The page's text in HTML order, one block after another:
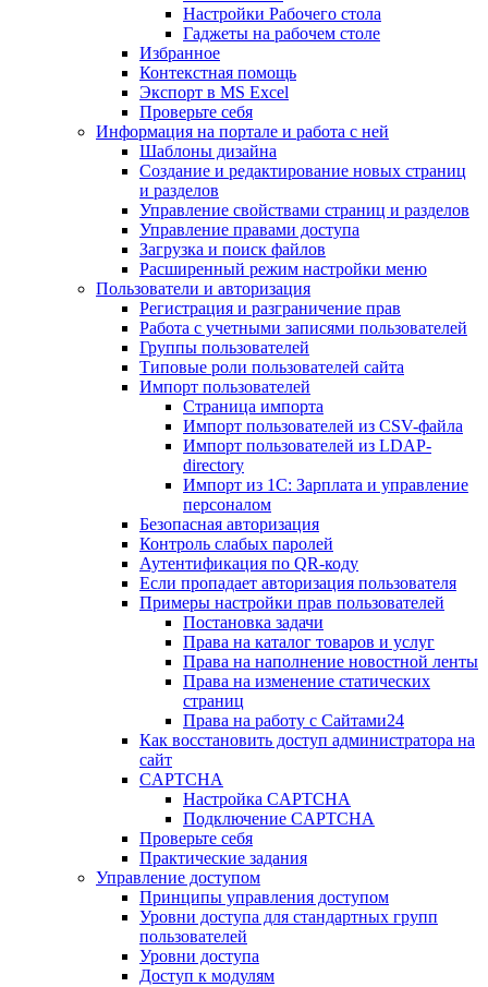
Настройки Рабочего стола
Гаджеты на рабочем столе
Избранное
Контекстная помощь
Экспорт в MS Excel
Проверьте себя
Информация на портале и работа с ней
Шаблоны дизайна
Создание и редактирование новых страниц
и разделов
Управление свойствами страниц и разделов
Управление правами доступа
Загрузка и поиск файлов
Расширенный режим настройки меню
Пользователи и авторизация
Регистрация и разграничение прав
Работа с учетными записями пользователей
Группы пользователей
Типовые роли пользователей сайта
Импорт пользователей
Страница импорта
Импорт пользователей из CSV-файла
Импорт пользователей из LDAP-
directory
Импорт из 1С: Зарплата и управление
персоналом
Безопасная авторизация
Контроль слабых паролей
Аутентификация по QR-коду
Если пропадает авторизация пользователя
Примеры настройки прав пользователей
Постановка задачи
Права на каталог товаров и услуг
Права на наполнение новостной ленты
Права на изменение статических
страниц
Права на работу с Сайтами24
Как восстановить доступ администратора на
сайт
CAPTCHA
Настройка CAPTCHA
Подключение CAPTCHA
Проверьте себя
Практические задания
Управление доступом
Принципы управления доступом
Уровни доступа для стандартных групп
пользователей
Уровни доступа
Доступ к модулям